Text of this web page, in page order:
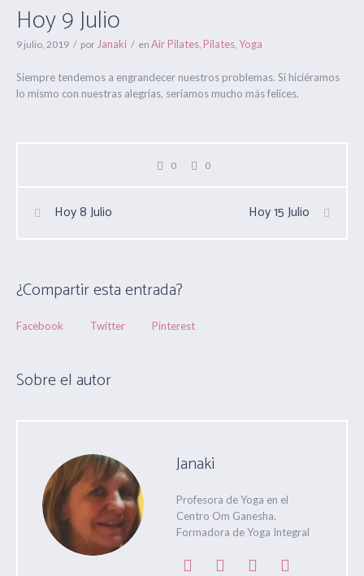
Hoy 9 Julio
9 julio, 2019 por Janaki en Air Pilates, Pilates, Yoga
Siempre tendemos a engrandecer nuestros problemas. Si hiciéramos
lo mismo con nuestras alegrías, seríamos mucho más felices.
0 0
Hoy 8 Julio Hoy 15 Julio
¿Compartir esta entrada?
Facebook Twitter Pinterest
Sobre el autor
Janaki
Profesora de Yoga en el
Centro Om Ganesha.
Formadora de Yoga Integral